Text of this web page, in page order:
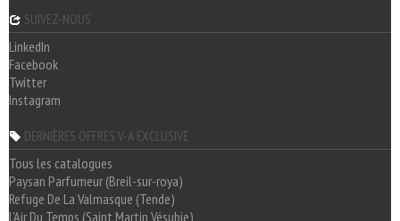
SUIVEZ-NOUS
LinkedIn
Facebook
Twitter
Instagram
DERNIÈRES OFFRES V-A EXCLUSIVE
Tous les catalogues
Paysan Parfumeur (Breil-sur-roya)
Refuge De La Valmasque (Tende)
L'Air Du Temps (Saint Martin Vésubie)